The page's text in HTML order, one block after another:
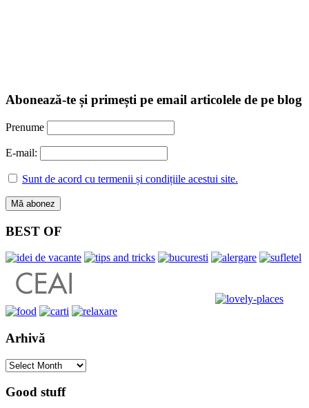
Abonează-te și primești pe email articolele de pe blog
Prenume
E-mail:
Sunt de acord cu termenii și condițiile acestui site.
BEST OF
Arhivă
Arhivă
Good stuff